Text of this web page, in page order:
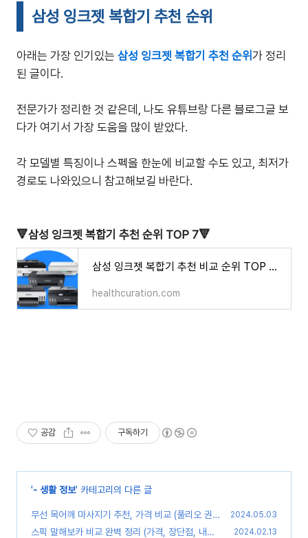
삼성 잉크젯 복합기 추천 순위
아래는 가장 인기있는 삼성 잉크젯 복합기 추천 순위가 정리
된 글이다.
전문가가 정리한 것 같은데, 나도 유튜브랑 다른 블로그글 보
다가 여기서 가장 도움을 많이 받았다.
각 모델별 특징이나 스펙을 한눈에 비교할 수도 있고, 최저가
경로도 나와있으니 참고해보길 바란다.
🔻삼성 잉크젯 복합기 추천 순위 TOP 7🔻
삼성 잉크젯 복합기 추천 비교 순위 TOP 7 (모델별 스펙 비교 2024) - 헬스 큐레이션
healthcuration.com
공감 구독하기
'- 생활 정보' 카테고리의 다른 글
무선 목어깨 마사지기 추천, 가격 비교 (풀리오 권은
비 소유 안마기)
(0)
2024.05.03
스픽 말해보카 비교 완벽 정리 (가격, 장단점, 내돈
2024.02.13